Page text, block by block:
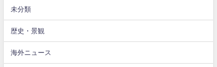
未分類
歴史・景観
海外ニュース